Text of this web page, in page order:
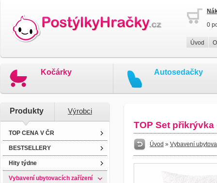
0
Úvod
Kočárky Autosedačky
Produkty Výrobci
TOP CENA V ČR
BESTSELLERY
Hity týdne
Vybavení ubytovacích zařízení
TOP Set přikrývka
Úvod » Vybavení